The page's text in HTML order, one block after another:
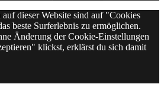
dieser Website sind auf "Cookies
beste Surferlebnis zu ermöglichen.
Änderung der Cookie-Einstellungen
klickst, erklärst du sich damit